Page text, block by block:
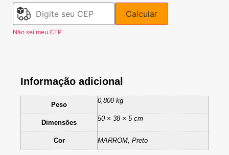
Calcular
Não sei meu CEP
Informação adicional
Peso
0,800 kg
Dimensões
50 × 38 × 5 cm
Cor MARROM, Preto